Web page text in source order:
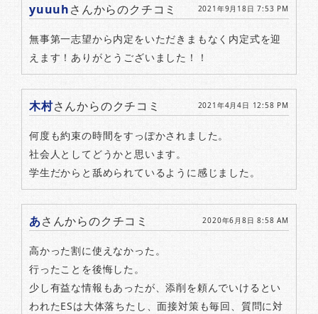
yuuuhさんからのクチコミ 2021年9月18日 7:53 PM
無事第一志望から内定をいただきまもなく内定式を迎
えます！ありがとうございました！！
木村さんからのクチコミ 2021年4月4日 12:58 PM
何度も約束の時間をすっぽかされました。
社会人としてどうかと思います。
学生だからと舐められているように感じました。
あさんからのクチコミ 2020年6月8日 8:58 AM
高かった割に使えなかった。
行ったことを後悔した。
少し有益な情報もあったが、添削を頼んでいけるとい
われたESは大体落ちたし、面接対策も毎回、質問に対